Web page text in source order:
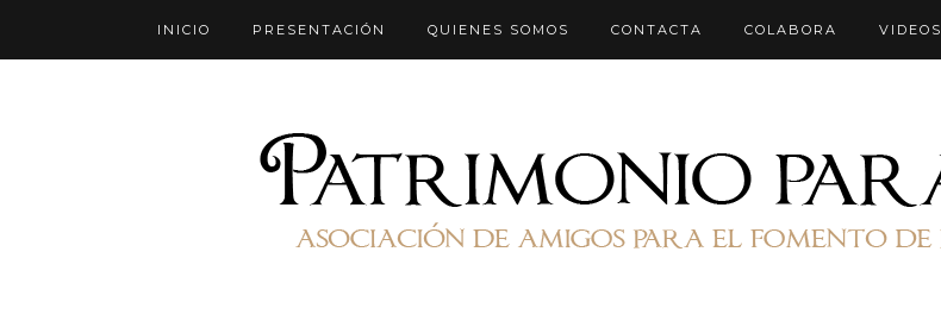
INICIO PRESENTACIÓN QUIENES SOMOS CONTACTA COLABORA VIDEOS